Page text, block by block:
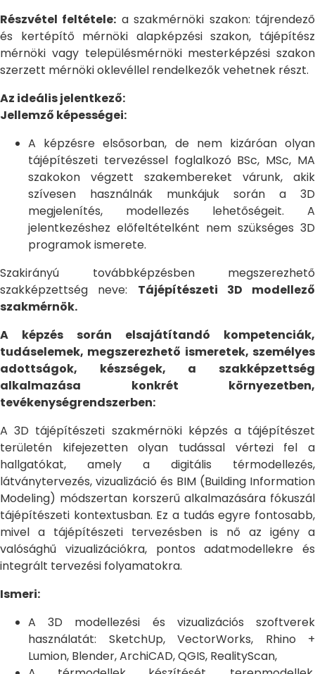
Részvétel feltétele: a szakmérnöki szakon: tájrendező
és kertépítő mérnöki alapképzési szakon, tájépítész
mérnöki vagy településmérnöki mesterképzési szakon
szerzett mérnöki oklevéllel rendelkezők vehetnek részt.
Az ideális jelentkező:
Jellemző képességei:
A képzésre elsősorban, de nem kizáróan olyan
tájépítészeti tervezéssel foglalkozó BSc, MSc, MA
szakokon végzett szakembereket várunk, akik
szívesen használnák munkájuk során a 3D
megjelenítés, modellezés lehetőségeit. A
jelentkezéshez előfeltételként nem szükséges 3D
programok ismerete.
Szakirányú továbbképzésben megszerezhető
szakképzettség neve: Tájépítészeti 3D modellező
szakmérnök.
A képzés során elsajátítandó kompetenciák,
tudáselemek, megszerezhető ismeretek, személyes
adottságok, készségek, a szakképzettség
alkalmazása konkrét környezetben,
tevékenységrendszerben:
A 3D tájépítészeti szakmérnöki képzés a tájépítészet
területén kifejezetten olyan tudással vértezi fel a
hallgatókat, amely a digitális térmodellezés,
látványtervezés, vizualizáció és BIM (Building Information
Modeling) módszertan korszerű alkalmazására fókuszál
tájépítészeti kontextusban. Ez a tudás egyre fontosabb,
mivel a tájépítészeti tervezésben is nő az igény a
valósághű vizualizációkra, pontos adatmodellekre és
integrált tervezési folyamatokra.
Ismeri:
A 3D modellezési és vizualizációs szoftverek
használatát: SketchUp, VectorWorks, Rhino +
Lumion, Blender, ArchiCAD, QGIS, RealityScan,